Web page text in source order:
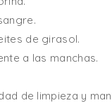
de girasol.
a las manchas.
de limpieza y